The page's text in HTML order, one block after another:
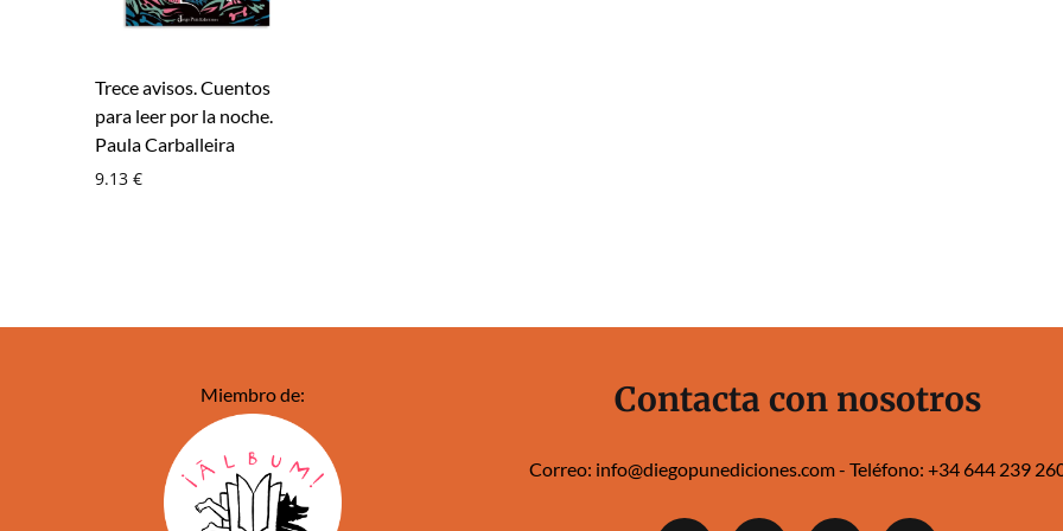
Trece avisos. Cuentos
para leer por la noche.
Paula Carballeira
9.13 €
Miembro de: Contacta con nosotros
Correo: info@diegopunediciones.com- Teléfono: +34 644 239